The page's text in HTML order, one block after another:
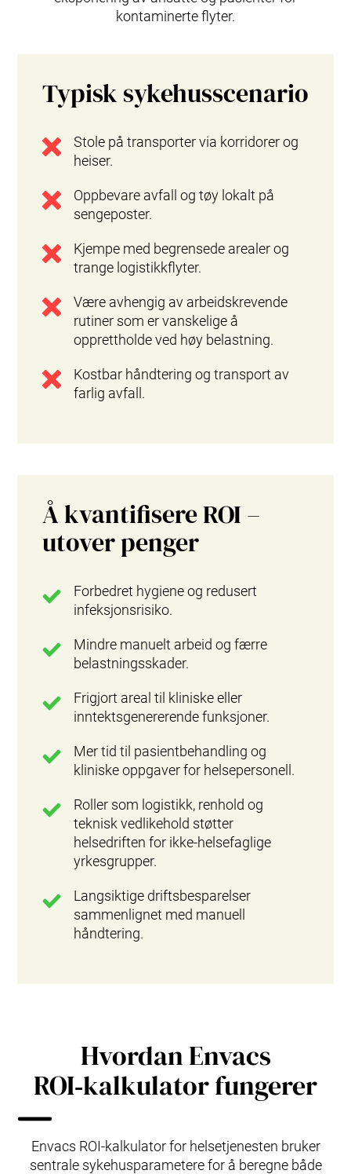
kontaminerte flyter.
Typisk sykehusscenario
Stole på transporter via korridorer og
heiser.
Oppbevare avfall og tøy lokalt på
sengeposter.
Kjempe med begrensede arealer og
trange logistikkflyter.
Være avhengig av arbeidskrevende
rutiner som er vanskelige å
opprettholde ved høy belastning.
Kostbar håndtering og transport av
farlig avfall.
Å kvantifisere ROI –
utover penger
Forbedret hygiene og redusert
infeksjonsrisiko.
Mindre manuelt arbeid og færre
belastningsskader.
Frigjort areal til kliniske eller
inntektsgenererende funksjoner.
Mer tid til pasientbehandling og
kliniske oppgaver for helsepersonell.
Roller som logistikk, renhold og
teknisk vedlikehold støtter
helsedriften for ikke‑helsefaglige
yrkesgrupper.
Langsiktige driftsbesparelser
sammenlignet med manuell
håndtering.
Hvordan Envacs
ROI‑kalkulator fungerer
Envacs ROI‑kalkulator for helsetjenesten bruker
sentrale sykehusparametere for å beregne både